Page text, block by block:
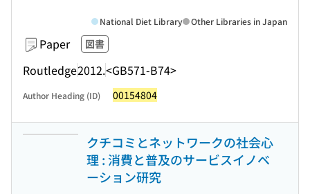
Paper 図書
Routledge2012.<GB571-B74>
National Diet Library Other Libraries in Japan
Author Heading (ID) 00154804
クチコミとネットワークの社会心
理 : 消費と普及のサービスイノベ
ーション研究